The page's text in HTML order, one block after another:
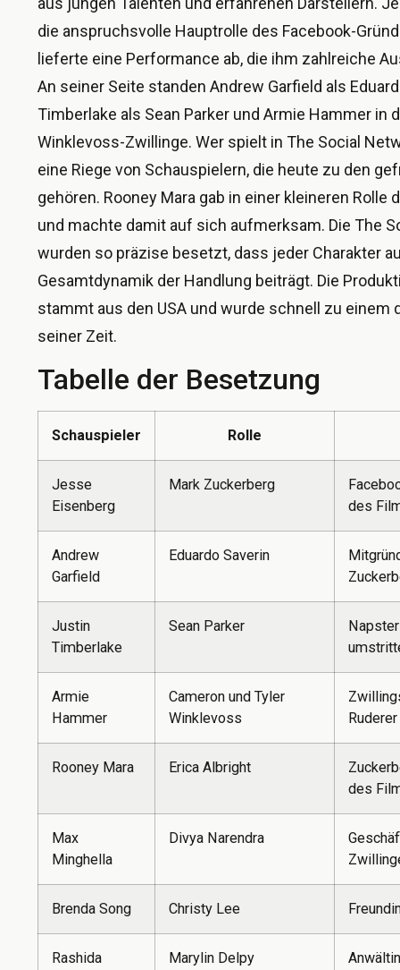
die anspruchsvolle Hauptrolle des Facebook-
lieferte eine Performance ab, die ihm zahlreiche
An seiner Seite standen Andrew Garfield als
Timberlake als Sean Parker und Armie Hammer in
Winklevoss-Zwillinge. Wer spielt in The Social
eine Riege von Schauspielern, die heute zu den
gehören. Rooney Mara gab in einer kleineren Rolle
und machte damit auf sich aufmerksam. Die The
wurden so präzise besetzt, dass jeder Charakter
Gesamtdynamik der Handlung beiträgt. Die
stammt aus den USA und wurde schnell zu
seiner Zeit.
Tabelle der Besetzung
Schauspieler Rolle
Jesse
Eisenberg
Mark Zuckerberg
des
Andrew
Garfield
Eduardo Saverin
Justin
Timberlake
Sean Parker
Armie
Hammer
Cameron und Tyler
Winklevoss
Ruderer
Rooney Mara Erica Albright
des
Max
Minghella
Divya Narendra
Brenda Song Christy Lee
Rashida
Marylin Delpy